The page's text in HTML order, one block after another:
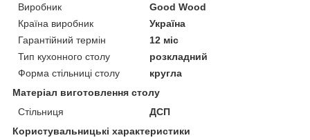
Виробник
Good Wood
Країна виробник
Україна
Гарантійний термін
12 міс
Тип кухонного столу
розкладний
Форма стільниці столу
кругла
Матеріал виготовлення столу
Стільниця
ДСП
Користувальницькі характеристики